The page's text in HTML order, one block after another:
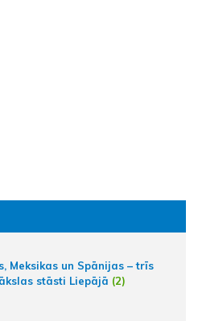
Meksikas un Spānijas – trīs
stāsti Liepājā (2)